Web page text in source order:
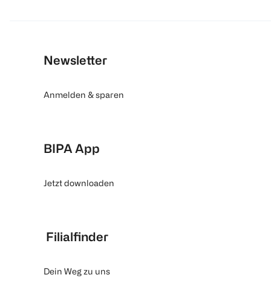
Newsletter
Anmelden & sparen
BIPA App
Jetzt downloaden
Filialfinder
Dein Weg zu uns